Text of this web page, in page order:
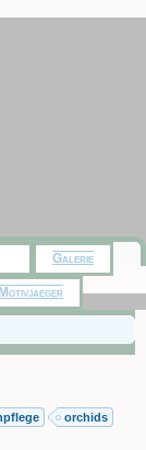
orchids
Galerie
Motivjaeger